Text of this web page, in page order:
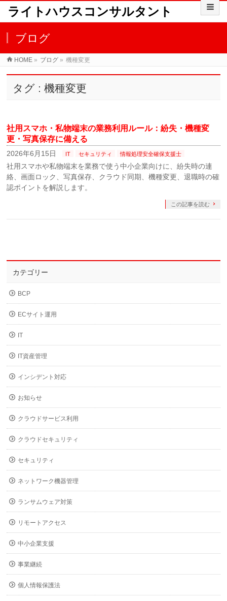
ライトハウスコンサルタント
ブログ
HOME » ブログ » 機種変更
タグ : 機種変更
社用スマホ・私物端末の業務利用ルール：紛失・機種変
更・写真保存に備える
2026年6月15日 IT セキュリティ 情報処理安全確保支援士
社用スマホや私物端末を業務で使う中小企業向けに、紛失時の連
絡、画面ロック、写真保存、クラウド同期、機種変更、退職時の確
認ポイントを解説します。
この記事を読む
カテゴリー
BCP
ECサイト運用
IT
IT資産管理
インシデント対応
お知らせ
クラウドサービス利用
クラウドセキュリティ
セキュリティ
ネットワーク機器管理
ランサムウェア対策
リモートアクセス
中小企業支援
事業継続
個人情報保護法